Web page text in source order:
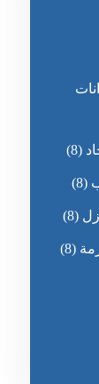
(8)
(8)
(8)
(8)